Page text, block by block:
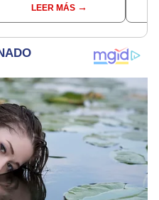
sujeto que conoció en
Roblox: PNP busca al
LEER MÁS